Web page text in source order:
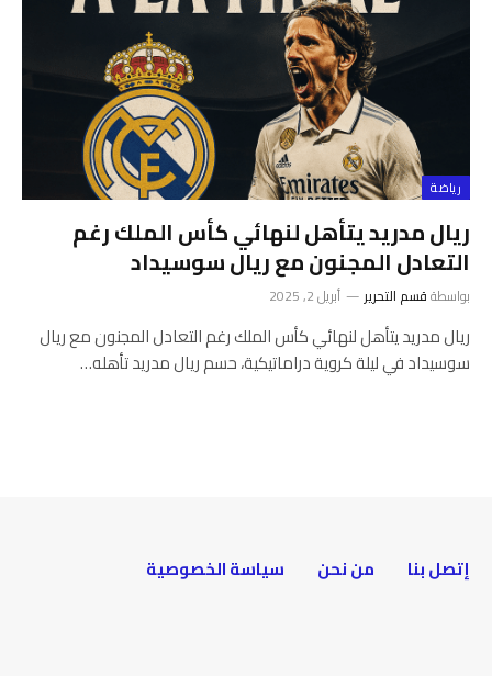
رياضة
ريال مدريد يتأهل لنهائي كأس الملك رغم
التعادل المجنون مع ريال سوسيداد
بواسطةقسم التحرير أبريل 2, 2025
ريال مدريد يتأهل لنهائي كأس الملك رغم التعادل المجنون مع ريال
سوسيداد في ليلة كروية دراماتيكية، حسم ريال مدريد تأهله…
إتصل بنا من نحن سياسة الخصوصية